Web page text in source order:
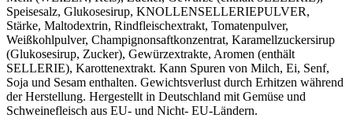
Speisesalz, Glukosesirup, KNOLLENSELLERIEPULVER,
Stärke, Maltodextrin, Rindfleischextrakt, Tomatenpulver,
Weißkohlpulver, Champignonsaftkonzentrat, Karamellzuckersirup
(Glukosesirup, Zucker), Gewürzextrakte, Aromen (enthält
SELLERIE), Karottenextrakt. Kann Spuren von Milch, Ei, Senf,
Soja und Sesam enthalten. Gewichtsverlust durch Erhitzen während
der Herstellung. Hergestellt in Deutschland mit Gemüse und
Schweinefleisch aus EU- und Nicht- EU-Ländern.